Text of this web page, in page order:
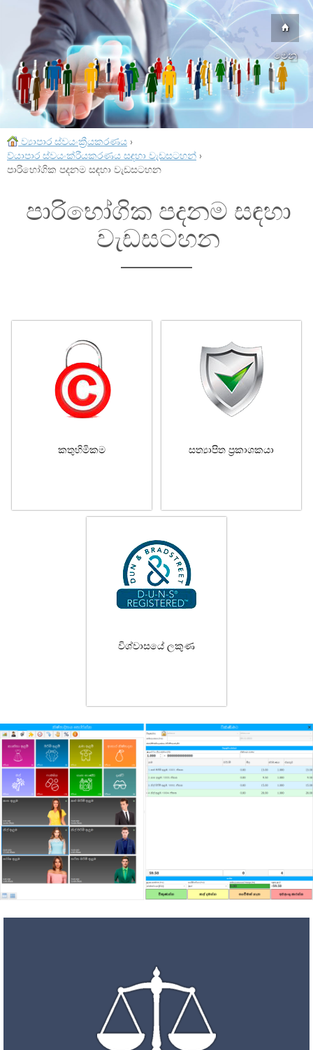
මෙනු
ව්‍යාපාර ස්වයංක්‍රීයකරණය ›
ව්යාපාර ස්වයංක්රීයකරණය සඳහා වැඩසටහන් ›
පාරිභෝගික පදනම සඳහා වැඩසටහන
පාරිභෝගික පදනම සඳහා
වැඩසටහන
කතුහිමිකම සත්‍යාපිත ප්‍රකාශකයා
විශ්වාසයේ ලකුණ